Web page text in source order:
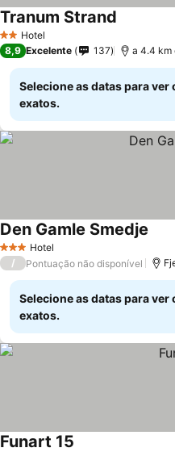
2 Estrelas
Hotel
Tranum Strand
8,9 Excelente 137 a 4.4 km
Selecione as datas para ver
exatos.
3 EstrelasHotel
Den Gamle Smedje
/ Pontuação não disponível
Selecione as datas para ver
exatos.
Funart 15